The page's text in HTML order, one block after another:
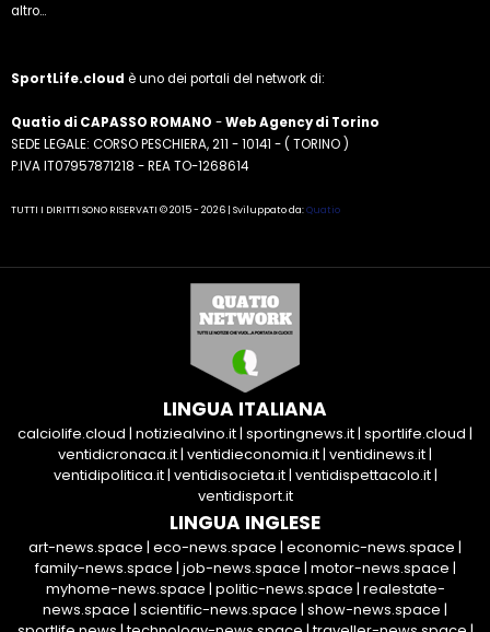
altro...
SportLife.cloud è uno dei portali del network di:
Quatio di CAPASSO ROMANO -Web Agency di Torino
SEDE LEGALE: CORSO PESCHIERA, 211 - 10141 - ( TORINO )
P.IVA IT07957871218 - REA TO-1268614
TUTTI I DIRITTI SONO RISERVATI © 2015 - 2026 | Sviluppato da:Quatio
LINGUA ITALIANA
calciolife.cloud | notiziealvino.it| sportingnews.it| sportlife.cloud |
ventidicronaca.it| ventidieconomia.it| ventidinews.it|
ventidipolitica.it| ventidisocieta.it| ventidispettacolo.it|
ventidisport.it
LINGUA INGLESE
art-news.space | eco-news.space | economic-news.space |
family-news.space | job-news.space | motor-news.space |
myhome-news.space | politic-news.space | realestate-
news.space | scientific-news.space | show-news.space |